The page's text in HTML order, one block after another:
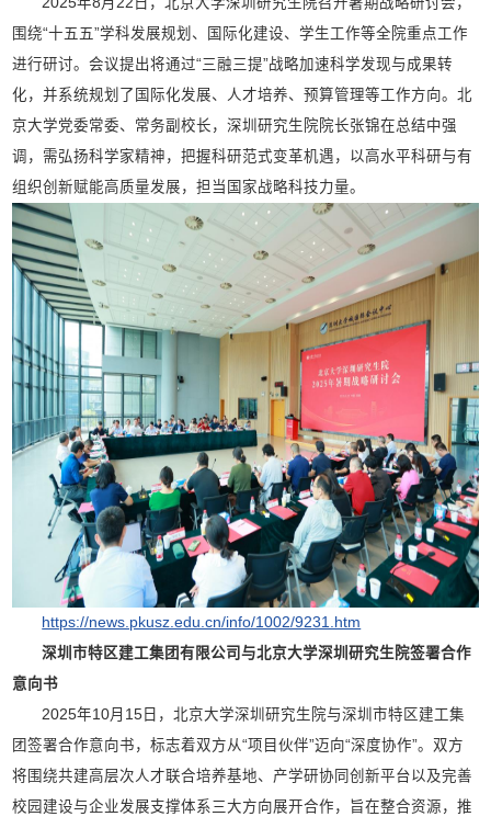
围绕“十五五”学科发展规划、国际化建设、学生工作等全院重点工作
进行研讨。会议提出将通过“三融三提”战略加速科学发现与成果转
化，并系统规划了国际化发展、人才培养、预算管理等工作方向。北
京大学党委常委、常务副校长，深圳研究生院院长张锦在总结中强
调，需弘扬科学家精神，把握科研范式变革机遇，以高水平科研与有
组织创新赋能高质量发展，担当国家战略科技力量。
https://news.pkusz.edu.cn/info/1002/9231.htm
深圳市特区建工集团有限公司与北京大学深圳研究生院签署合作
意向书
2025年10月15日，北京大学深圳研究生院与深圳市特区建工集
团签署合作意向书，标志着双方从“项目伙伴”迈向“深度协作”。双方
将围绕共建高层次人才联合培养基地、产学研协同创新平台以及完善
校园建设与企业发展支撑体系三大方向展开合作，旨在整合资源，推